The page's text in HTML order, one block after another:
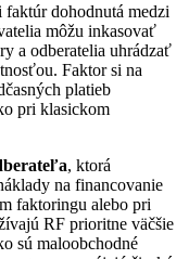
faktúr dohodnutá medzi
môžu inkasovať
a odberatelia uhrádzať
Faktor si na
platieb
pri klasickom
, ktorá
na financovanie
faktoringu alebo pri
RF prioritne väčšie
sú maloobchodné